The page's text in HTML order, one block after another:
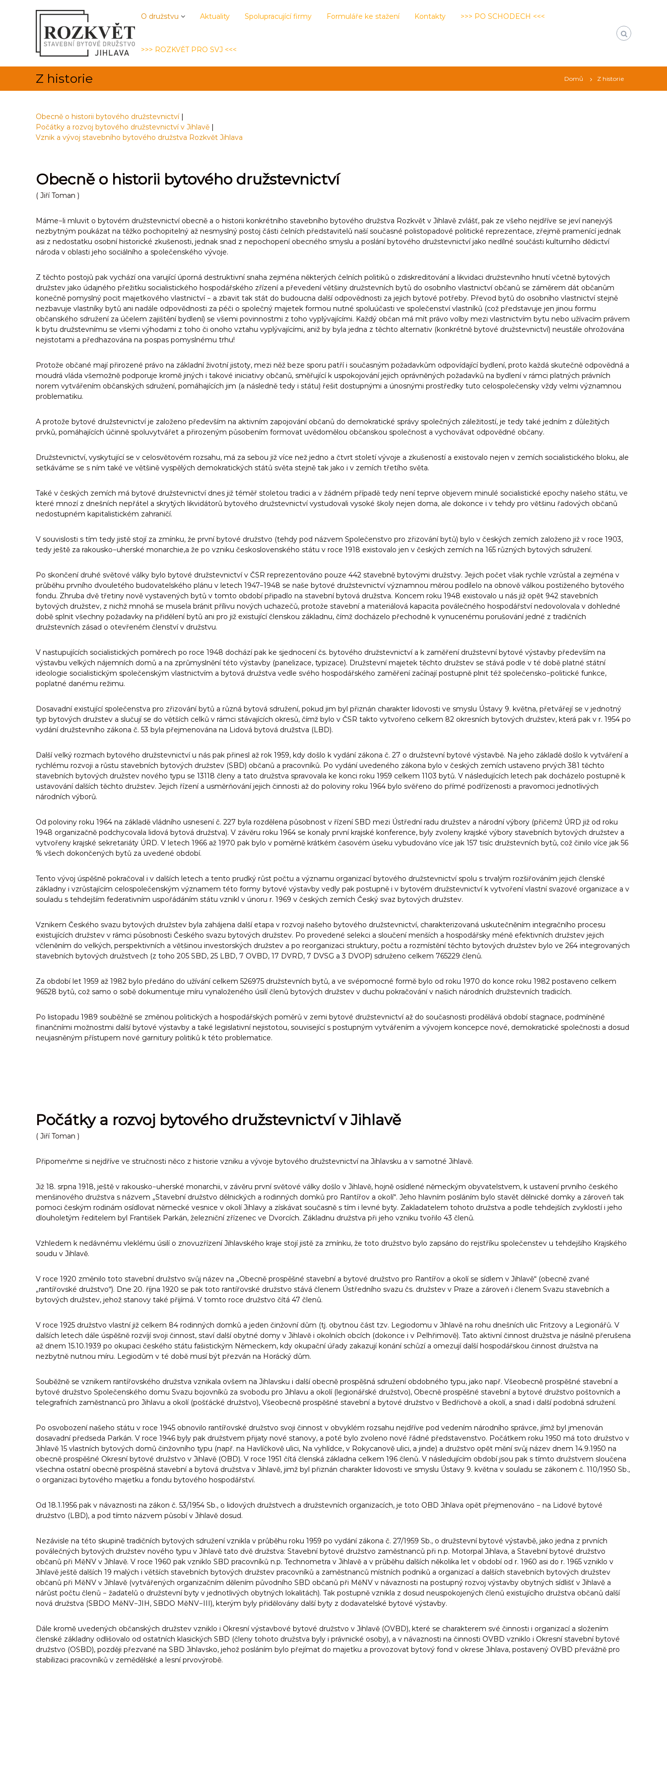
č
o
v
ě
t
e
n
o
v
é
ž
o
O družstvu Aktuality Spolupracující firmy Formuláře ke stažení Kontakty >>> PO SCHODECH <<<
>>> ROZKVĚT PRO SVJ <<<
Z historie Domů Z historie
Obecně o historii bytového družstevnictví|
Počátky a rozvoj bytového družstevnictví v Jihlavě |
Vznik a vývoj stavebního bytového družstva Rozkvět Jihlava
Obecně o historii bytového družstevnictví
( Jiří Toman )
Máme−li mluvit o bytovém družstevnictví obecně a o historii konkrétního stavebního bytového družstva Rozkvět v Jihlavě zvlášť, pak ze všeho nejdříve se jeví nanejvýš
nezbytným poukázat na těžko pochopitelný až nesmyslný postoj části čelních představitelů naší současné polistopadové politické reprezentace, zřejmě pramenící jednak
asi z nedostatku osobní historické zkušenosti, jednak snad z nepochopení obecného smyslu a poslání bytového družstevnictví jako nedílné součásti kulturního dědictví
národa v oblasti jeho sociálního a společenského vývoje.
Z těchto postojů pak vychází ona varující úporná destruktivní snaha zejména některých čelních politiků o zdiskreditování a likvidaci družstevního hnutí včetně bytových
družstev jako údajného přežitku socialistického hospodářského zřízení a převedení většiny družstevních bytů do osobního vlastnictví občanů se záměrem dát občanům
konečně pomyslný pocit majetkového vlastnictví − a zbavit tak stát do budoucna další odpovědnosti za jejich bytové potřeby. Převod bytů do osobního vlastnictví stejně
nezbavuje vlastníky bytů ani nadále odpovědnosti za péči o společný majetek formou nutné spoluúčasti ve společenství vlastníků (což představuje jen jinou formu
občanského sdružení za účelem zajištění bydlení) se všemi povinnostmi z toho vyplývajícími. Každý občan má mít právo volby mezi vlastnictvím bytu nebo užívacím právem
k bytu družstevnímu se všemi výhodami z toho či onoho vztahu vyplývajícími, aniž by byla jedna z těchto alternativ (konkrétně bytové družstevnictví) neustále ohrožována
nejistotami a předhazována na pospas pomyslnému trhu!
Protože občané mají přirozené právo na základní životní jistoty, mezi něž beze sporu patří i současným požadavkům odpovídající bydlení, proto každá skutečně odpovědná a
moudrá vláda všemožně podporuje kromě jiných i takové iniciativy občanů, směřující k uspokojování jejich oprávněných požadavků na bydlení v rámci platných právních
norem vytvářením občanských sdružení, pomáhajících jim (a následně tedy i státu) řešit dostupnými a únosnými prostředky tuto celospolečensky vždy velmi významnou
problematiku.
A protože bytové družstevnictví je založeno především na aktivním zapojování občanů do demokratické správy společných záležitostí, je tedy také jedním z důležitých
prvků, pomáhajících účinně spoluvytvářet a přirozeným působením formovat uvědomělou občanskou společnost a vychovávat odpovědné občany.
Družstevnictví, vyskytující se v celosvětovém rozsahu, má za sebou již více než jedno a čtvrt století vývoje a zkušeností a existovalo nejen v zemích socialistického bloku, ale
setkáváme se s ním také ve většině vyspělých demokratických států světa stejně tak jako i v zemích třetího světa.
Také v českých zemích má bytové družstevnictví dnes již téměř stoletou tradici a v žádném případě tedy není teprve objevem minulé socialistické epochy našeho státu, ve
které mnozí z dnešních nepřátel a skrytých likvidátorů bytového družstevnictví vystudovali vysoké školy nejen doma, ale dokonce i v tehdy pro většinu řadových občanů
nedostupném kapitalistickém zahraničí.
V souvislosti s tím tedy jistě stojí za zmínku, že první bytové družstvo (tehdy pod názvem Společenstvo pro zřizování bytů) bylo v českých zemích založeno již v roce 1903,
tedy ještě za rakousko−uherské monarchie,a že po vzniku československého státu v roce 1918 existovalo jen v českých zemích na 165 různých bytových sdružení.
Po skončení druhé světové války bylo bytové družstevnictví v ČSR reprezentováno pouze 442 stavebně bytovými družstvy. Jejich počet však rychle vzrůstal a zejména v
průběhu prvního dvouletého budovatelského plánu v letech 1947−1948 se naše bytové družstevnictví významnou měrou podílelo na obnově válkou postiženého bytového
fondu. Zhruba dvě třetiny nově vystavených bytů v tomto období připadlo na stavební bytová družstva. Koncem roku 1948 existovalo u nás již opět 942 stavebních
bytových družstev, z nichž mnohá se musela bránit přílivu nových uchazečů, protože stavební a materiálová kapacita poválečného hospodářství nedovolovala v dohledné
době splnit všechny požadavky na přidělení bytů ani pro již existující členskou základnu, čímž docházelo přechodně k vynucenému porušování jedné z tradičních
družstevních zásad o otevřeném členství v družstvu.
V nastupujících socialistických poměrech po roce 1948 dochází pak ke sjednocení čs. bytového družstevnictví a k zaměření družstevní bytové výstavby především na
výstavbu velkých nájemních domů a na zprůmyslnění této výstavby (panelizace, typizace). Družstevní majetek těchto družstev se stává podle v té době platné státní
ideologie socialistickým společenským vlastnictvím a bytová družstva vedle svého hospodářského zaměření začínají postupně plnit též společensko−politické funkce,
poplatné danému režimu.
Dosavadní existující společenstva pro zřizování bytů a různá bytová sdružení, pokud jim byl přiznán charakter lidovosti ve smyslu Ústavy 9. května, přetvářejí se v jednotný
typ bytových družstev a slučují se do větších celků v rámci stávajících okresů, čímž bylo v ČSR takto vytvořeno celkem 82 okresních bytových družstev, která pak v r. 1954 po
vydání družstevního zákona č. 53 byla přejmenována na Lidová bytová družstva (LBD).
Další velký rozmach bytového družstevnictví u nás pak přinesl až rok 1959, kdy došlo k vydání zákona č. 27 o družstevní bytové výstavbě. Na jeho základě došlo k vytváření a
rychlému rozvoji a růstu stavebních bytových družstev (SBD) občanů a pracovníků. Po vydání uvedeného zákona bylo v českých zemích ustaveno prvých 381 těchto
stavebních bytových družstev nového typu se 13118 členy a tato družstva spravovala ke konci roku 1959 celkem 1103 bytů. V následujících letech pak docházelo postupně k
ustavování dalších těchto družstev. Jejich řízení a usměrňování jejich činnosti až do poloviny roku 1964 bylo svěřeno do přímé podřízenosti a pravomoci jednotlivých
národních výborů.
Od poloviny roku 1964 na základě vládního usnesení č. 227 byla rozdělena působnost v řízení SBD mezi Ústřední radu družstev a národní výbory (přičemž ÚRD již od roku
1948 organizačně podchycovala lidová bytová družstva). V závěru roku 1964 se konaly první krajské konference, byly zvoleny krajské výbory stavebních bytových družstev a
vytvořeny krajské sekretariáty ÚRD. V letech 1966 až 1970 pak bylo v poměrně krátkém časovém úseku vybudováno více jak 157 tisíc družstevních bytů, což činilo více jak 56
% všech dokončených bytů za uvedené období.
Tento vývoj úspěšně pokračoval i v dalších letech a tento prudký růst počtu a významu organizací bytového družstevnictví spolu s trvalým rozšiřováním jejich členské
základny i vzrůstajícím celospolečenským významem této formy bytové výstavby vedly pak postupně i v bytovém družstevnictví k vytvoření vlastní svazové organizace a v
souladu s tehdejším federativním uspořádáním státu vznikl v únoru r. 1969 v českých zemích Český svaz bytových družstev.
Vznikem Českého svazu bytových družstev byla zahájena další etapa v rozvoji našeho bytového družstevnictví, charakterizovaná uskutečněním integračního procesu
existujících družstev v rámci působnosti Českého svazu bytových družstev. Po provedené selekci a sloučení menších a hospodářsky méně efektivních družstev jejich
včleněním do velkých, perspektivních a většinou investorských družstev a po reorganizaci struktury, počtu a rozmístění těchto bytových družstev bylo ve 264 integrovaných
stavebních bytových družstvech (z toho 205 SBD, 25 LBD, 7 OVBD, 17 DVRD, 7 DVSG a 3 DVOP) sdruženo celkem 765229 členů.
Za období let 1959 až 1982 bylo předáno do užívání celkem 526975 družstevních bytů, a ve svépomocné formě bylo od roku 1970 do konce roku 1982 postaveno celkem
96528 bytů, což samo o sobě dokumentuje míru vynaloženého úsilí členů bytových družstev v duchu pokračování v našich národních družstevních tradicích.
Po listopadu 1989 souběžně se změnou politických a hospodářských poměrů v zemi bytové družstevnictví až do současnosti prodělává období stagnace, podmíněné
finančními možnostmi další bytové výstavby a také legislativní nejistotou, související s postupným vytvářením a vývojem koncepce nové, demokratické společnosti a dosud
neujasněným přístupem nové garnitury politiků k této problematice.
Počátky a rozvoj bytového družstevnictví v Jihlavě
( Jiří Toman )
Připomeňme si nejdříve ve stručnosti něco z historie vzniku a vývoje bytového družstevnictví na Jihlavsku a v samotné Jihlavě.
Již 18. srpna 1918, ještě v rakousko−uherské monarchii, v závěru první světové války došlo v Jihlavě, hojně osídlené německým obyvatelstvem, k ustavení prvního českého
menšinového družstva s názvem „Stavební družstvo dělnických a rodinných domků pro Rantířov a okolí“. Jeho hlavním posláním bylo stavět dělnické domky a zároveň tak
pomoci českým rodinám osídlovat německé vesnice v okolí Jihlavy a získávat současně s tím i levné byty. Zakladatelem tohoto družstva a podle tehdejších zvyklostí i jeho
dlouholetým ředitelem byl František Parkán, železniční zřízenec ve Dvorcích. Základnu družstva při jeho vzniku tvořilo 43 členů.
Vzhledem k nedávnému vleklému úsilí o znovuzřízení Jihlavského kraje stojí jistě za zmínku, že toto družstvo bylo zapsáno do rejstříku společenstev u tehdejšího Krajského
soudu v Jihlavě.
V roce 1920 změnilo toto stavební družstvo svůj název na „Obecně prospěšné stavební a bytové družstvo pro Rantířov a okolí se sídlem v Jihlavě“ (obecně zvané
„rantířovské družstvo“). Dne 20. října 1920 se pak toto rantířovské družstvo stává členem Ústředního svazu čs. družstev v Praze a zároveň i členem Svazu stavebních a
bytových družstev, jehož stanovy také přijímá. V tomto roce družstvo čítá 47 členů.
V roce 1925 družstvo vlastní již celkem 84 rodinných domků a jeden činžovní dům (tj. obytnou část tzv. Legiodomu v Jihlavě na rohu dnešních ulic Fritzovy a Legionářů. V
dalších letech dále úspěšně rozvíjí svoji činnost, staví další obytné domy v Jihlavě i okolních obcích (dokonce i v Pelhřimově). Tato aktivní činnost družstva je násilně přerušena
až dnem 15.10.1939 po okupaci českého státu fašistickým Německem, kdy okupační úřady zakazují konání schůzí a omezují další hospodářskou činnost družstva na
nezbytně nutnou míru. Legiodům v té době musí být přezván na Horácký dům.
Souběžně se vznikem rantířovského družstva vznikala ovšem na Jihlavsku i další obecně prospěšná sdružení obdobného typu, jako např. Všeobecně prospěšné stavební a
bytové družstvo Společenského domu Svazu bojovníků za svobodu pro Jihlavu a okolí (legionářské družstvo), Obecně prospěšné stavební a bytové družstvo poštovních a
telegrafních zaměstnanců pro Jihlavu a okolí (pošťácké družstvo), Všeobecně prospěšné stavební a bytové družstvo v Bedřichově a okolí, a snad i další podobná sdružení.
Po osvobození našeho státu v roce 1945 obnovilo rantířovské družstvo svoji činnost v obvyklém rozsahu nejdříve pod vedením národního správce, jímž byl jmenován
dosavadní předseda Parkán. V roce 1946 byly pak družstvem přijaty nové stanovy, a poté bylo zvoleno nové řádné představenstvo. Počátkem roku 1950 má toto družstvo v
Jihlavě 15 vlastních bytových domů činžovního typu (např. na Havlíčkově ulici, Na vyhlídce, v Rokycanově ulici, a jinde) a družstvo opět mění svůj název dnem 14.9.1950 na
obecně prospěšné Okresní bytové družstvo v Jihlavě (OBD). V roce 1951 čítá členská základna celkem 196 členů. V následujícím období jsou pak s tímto družstvem sloučena
všechna ostatní obecně prospěšná stavební a bytová družstva v Jihlavě, jimž byl přiznán charakter lidovosti ve smyslu Ústavy 9. května v souladu se zákonem č. 110/1950 Sb.,
o organizaci bytového majetku a fondu bytového hospodářství.
Od 18.1.1956 pak v návaznosti na zákon č. 53/1954 Sb., o lidových družstvech a družstevních organizacích, je toto OBD Jihlava opět přejmenováno − na Lidové bytové
družstvo (LBD), a pod tímto názvem působí v Jihlavě dosud.
Nezávisle na této skupině tradičních bytových sdružení vznikla v průběhu roku 1959 po vydání zákona č. 27/1959 Sb., o družstevní bytové výstavbě, jako jedna z prvních
poválečných bytových družstev nového typu v Jihlavě tato dvě družstva: Stavební bytové družstvo zaměstnanců při n.p. Motorpal Jihlava, a Stavební bytové družstvo
občanů při MěNV v Jihlavě. V roce 1960 pak vzniklo SBD pracovníků n.p. Technometra v Jihlavě a v průběhu dalších několika let v období od r. 1960 asi do r. 1965 vzniklo v
Jihlavě ještě dalších 19 malých i větších stavebních bytových družstev pracovníků a zaměstnanců místních podniků a organizací a dalších stavebních bytových družstev
občanů při MěNV v Jihlavě (vytvářených organizačním dělením původního SBD občanů při MěNV v návaznosti na postupný rozvoj výstavby obytných sídlišť v Jihlavě a
nárůst počtu členů − žadatelů o družstevní byty v jednotlivých obytných lokalitách). Tak postupně vznikla z dosud neuspokojených členů existujícího družstva občanů další
nová družstva (SBDO MěNV−JIH, SBDO MěNV−III), kterým byly přidělovány další byty z dodavatelské bytové výstavby.
Dále kromě uvedených občanských družstev vzniklo i Okresní výstavbové bytové družstvo v Jihlavě (OVBD), které se charakterem své činnosti i organizací a složením
členské základny odlišovalo od ostatních klasických SBD (členy tohoto družstva byly i právnické osoby), a v návaznosti na činnosti OVBD vzniklo i Okresní stavební bytové
družstvo (OSBD), později přezvané na SBD Jihlavsko, jehož posláním bylo přejímat do majetku a provozovat bytový fond v okrese Jihlava, postavený OVBD převážně pro
stabilizaci pracovníků v zemědělské a lesní prvovýrobě.